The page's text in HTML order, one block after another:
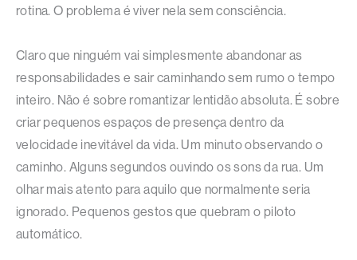
rotina. O problema é viver nela sem consciência.
Claro que ninguém vai simplesmente abandonar as
responsabilidades e sair caminhando sem rumo o tempo
inteiro. Não é sobre romantizar lentidão absoluta. É sobre
criar pequenos espaços de presença dentro da
velocidade inevitável da vida. Um minuto observando o
caminho. Alguns segundos ouvindo os sons da rua. Um
olhar mais atento para aquilo que normalmente seria
ignorado. Pequenos gestos que quebram o piloto
automático.